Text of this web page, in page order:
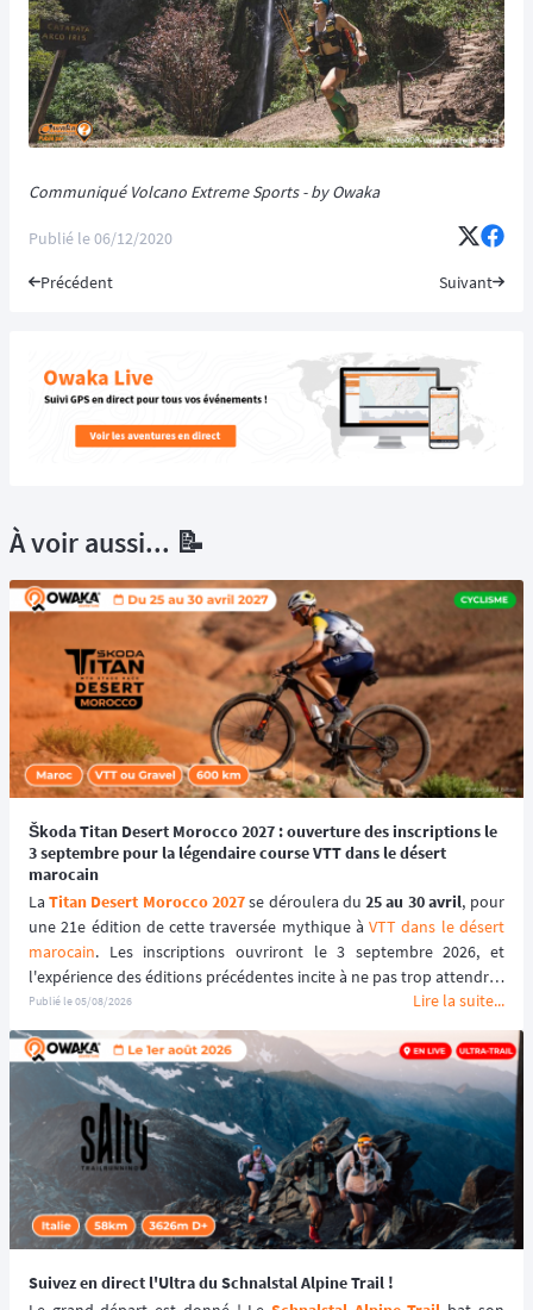
Communiqué Volcano Extreme Sports - by Owaka
Publié le06/12/2020
Précédent Suivant
À voir aussi... 📝
Škoda Titan Desert Morocco 2027 : ouverture des inscriptions le
3 septembre pour la légendaire course VTT dans le désert
marocain
La Titan Desert Morocco 2027 se déroulera du 25 au 30 avril, pour
une 21e édition de cette traversée mythique à VTT dans le désert
marocain. Les inscriptions ouvriront le 3 septembre 2026, et
l'expérience des éditions précédentes incite à ne pas trop attendre :
le tarif early bird, réservé aux 100 premiers inscrits, s'est envolé en
quelques heures les années passées.
Publié le05/08/2026 Lire la suite...
Suivez en direct l'Ultra du Schnalstal Alpine Trail !